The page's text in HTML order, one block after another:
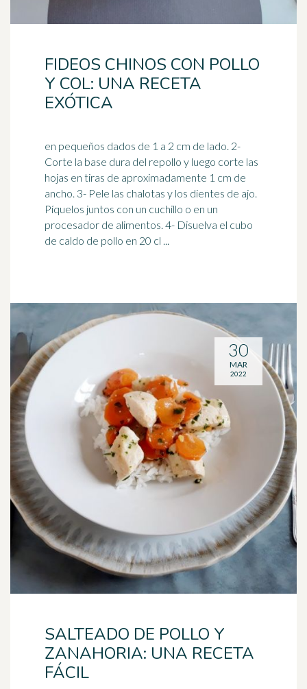
FIDEOS CHINOS CON POLLO
Y COL: UNA RECETA
EXÓTICA
en pequeños dados de 1 a 2 cm de lado. 2-
Corte la base dura del repollo y luego corte las
hojas en tiras de aproximadamente 1 cm de
ancho. 3- Pele las chalotas y los dientes de ajo.
Píquelos juntos con un cuchillo o en un
procesador de alimentos. 4- Disuelva el cubo
de caldo de pollo en 20 cl ...
SALTEADO DE POLLO Y
ZANAHORIA: UNA RECETA
FÁCIL
30
MAR
2022